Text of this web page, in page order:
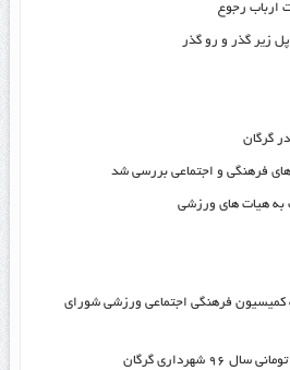
ارباب رجوع
زیر گذر و رو گذر
گرگان
فرهنگی و اجتماعی بررسی شد
فرهنگی اجتماعی ورزشی شورای